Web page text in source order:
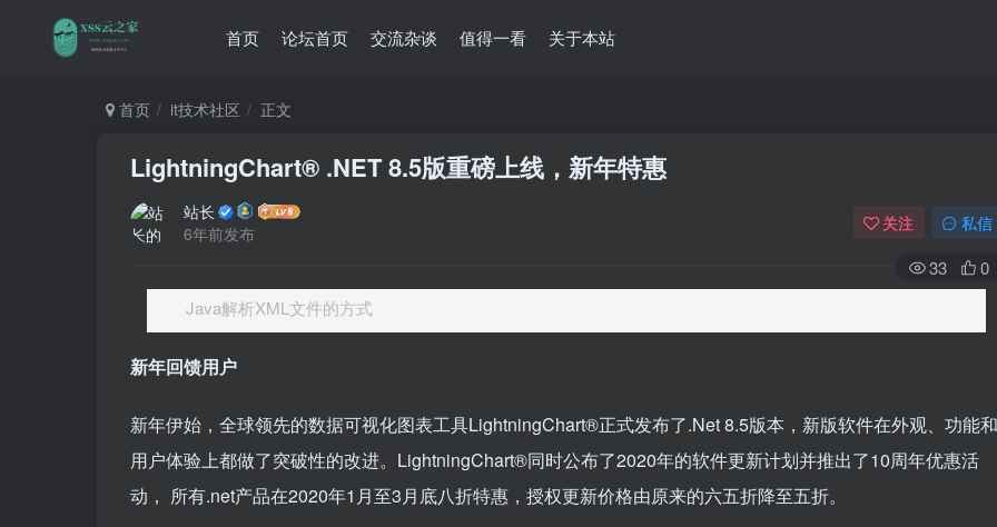
首页 论坛首页 交流杂谈 值得一看 关于本站
首页 it技术社区 正文
LightningChart® .NET 8.5版重磅上线，新年特惠
站长
6年前发布
关注 私信
33
0
Java解析XML文件的方式
新年回馈用户
新年伊始，全球领先的数据可视化图表工具LightningChart®正式发布了.Net 8.5版本，新版软件在外观、功能和
用户体验上都做了突破性的改进。LightningChart®同时公布了2020年的软件更新计划并推出了10周年优惠活
动， 所有.net产品在2020年1月至3月底八折特惠，授权更新价格由原来的六五折降至五折。